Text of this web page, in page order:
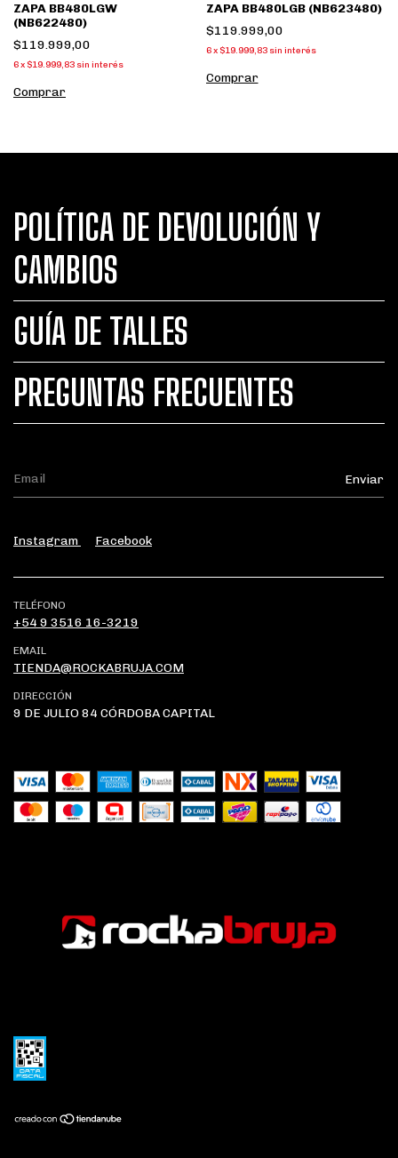
ZAPA BB480LGW
(NB622480)
$119.999,00
6x $19.999,83 sin interés
Comprar
ZAPA BB480LGB (NB623480)
$119.999,00
6 x $19.999,83 sin interés
Comprar
POLÍTICA DE DEVOLUCIÓN Y
CAMBIOS
GUÍA DE TALLES
PREGUNTAS FRECUENTES
Instagram Facebook
TELÉFONO
+54 9 3516 16-3219
EMAIL
TIENDA@ROCKABRUJA.COM
DIRECCIÓN
9 DE JULIO 84 CÓRDOBA CAPITAL